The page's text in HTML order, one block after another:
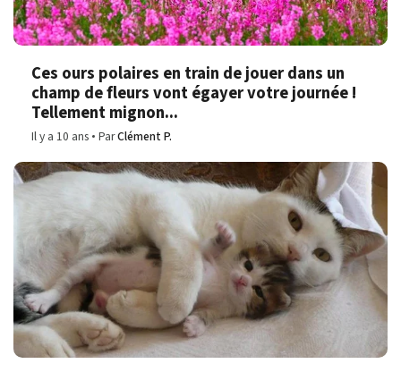
Ces ours polaires en train de jouer dans un
champ de fleurs vont égayer votre journée !
Tellement mignon...
Il y a 10 ans ParClément P.